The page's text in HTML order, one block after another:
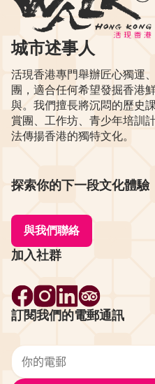
城市述事人
活現香港專門舉辦匠心獨運
團，適合任何希望發掘香港
與。我們擅長將沉悶的歷史
賞團、工作坊、青少年培訓
法傳揚香港的獨特文化。
探索你的下一段文化體驗
與我們聯絡
加入社群
訂閱我們的電郵通訊